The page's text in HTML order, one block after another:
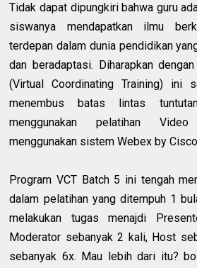
Tidak dapat dipungkiri bahwa guru
siswanya mendapatkan ilmu
terdepan dalam dunia pendidikan
dan beradaptasi. Diharapkan
(Virtual Coordinating Training) ini
menembus batas lintas
menggunakan pelatihan
menggunakan sistem Webex by
Program VCT Batch 5 ini tengah
dalam pelatihan yang ditempuh 1
melakukan tugas menajdi
Moderator sebanyak 2 kali, Host
sebanyak 6x. Mau lebih dari itu?